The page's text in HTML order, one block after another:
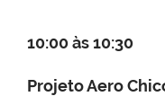
10:00 às 10:30
Projeto Aero